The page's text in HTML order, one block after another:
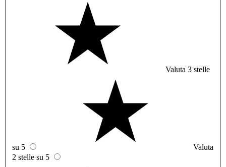
Valuta 3 stelle
su 5
Valuta
2 stelle su 5